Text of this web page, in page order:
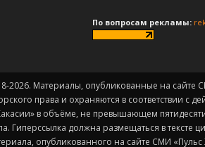
По вопросам рекламы:
2026. Материалы, опубликованные на сайте
права и охраняются в соответствии с
в объёме, не превышающем
Гиперссылка должна размещаться в
опубликованного на сайте СМИ